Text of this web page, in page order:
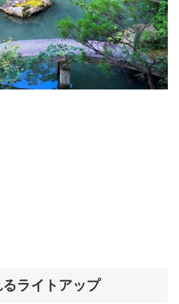
ライトアップ